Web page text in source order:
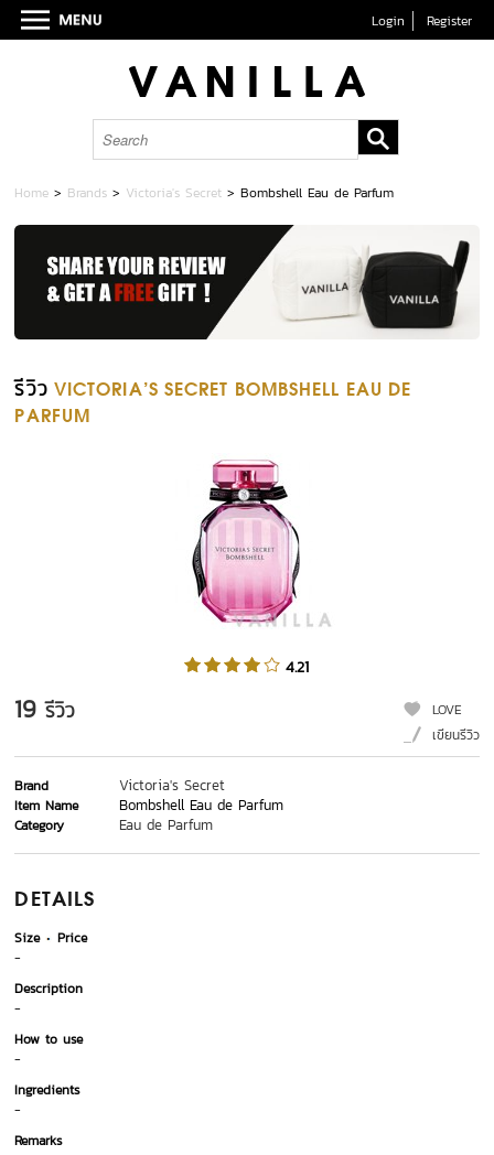
Login Register
Home > Brands > Victoria's Secret >Bombshell Eau de Parfum
รีวิว VICTORIA'S SECRET BOMBSHELL EAU DE
PARFUM
4.21
19 รีวิว
LOVE
เขียนรีวิว
Brand Victoria's Secret
Item Name Bombshell Eau de Parfum
Category Eau de Parfum
DETAILS
Size
Price
-
Description
-
How to use
-
Ingredients
-
Remarks